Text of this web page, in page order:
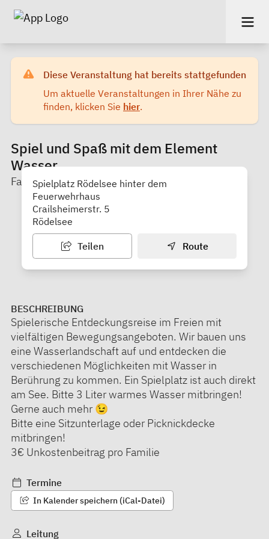
Diese Veranstaltung hat bereits stattgefunden
Um aktuelle Veranstaltungen in Ihrer Nähe zu
finden, klicken Sie hier.
Spiel und Spaß mit dem Element
Wasser
Familienstützpunkt Iphofen
Spielplatz Rödelsee hinter dem
Feuerwehrhaus
Crailsheimerstr. 5
Rödelsee
Teilen Route
BESCHREIBUNG
Spielerische Entdeckungsreise im Freien mit
vielfältigen Bewegungsangeboten. Wir bauen uns
eine Wasserlandschaft auf und entdecken die
verschiedenen Möglichkeiten mit Wasser in
Berührung zu kommen. Ein Spielplatz ist auch direkt
am See. Bitte 3 Liter warmes Wasser mitbringen!
Gerne auch mehr 😉
Bitte eine Sitzunterlage oder Picknickdecke
mitbringen!
3€ Unkostenbeitrag pro Familie
Termine
In Kalender speichern (iCal-Datei)
Leitung